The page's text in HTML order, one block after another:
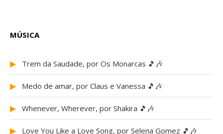
MÚSICA
▶ Trem da Saudade, por Os Monarcas 🎵🎶
▶ Medo de amar, por Claus e Vanessa 🎵🎶
▶ Whenever, Wherever, por Shakira 🎵🎶
▶ Love You Like a Love Song, por Selena Gomez 🎵🎶